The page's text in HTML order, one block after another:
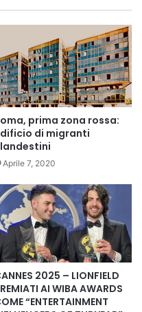
prima zona rossa:
di migranti
Aprile 7, 2020
2025 – LIONFIELD
AI WIBA AWARDS
“ENTERTAINMENT